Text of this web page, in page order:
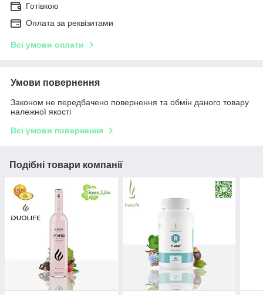
Готівкою
Оплата за реквізитами
Всі умови оплати
Умови повернення
Законом не передбачено повернення та обмін даного товару
належної якості
Всі умови повернення
Подібні товари компанії